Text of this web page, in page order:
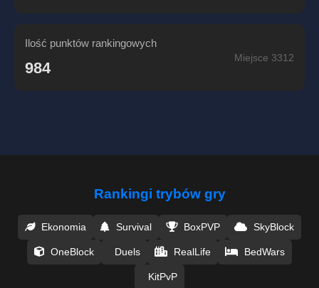
Ilość punktów rankingowych
984
Miejsce 3312
Rankingi trybów gry
Ekonomia Survival BoxPVP SkyBlock
OneBlock Duels RealLife BedWars
KitPvP